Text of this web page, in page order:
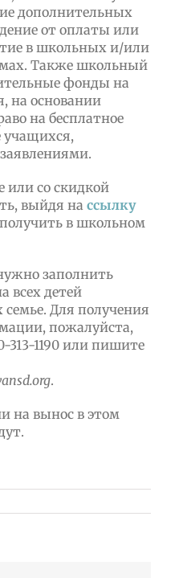
дополнительных
от оплаты или
в школьных и/или
Также школьный
фонды на
на основании
на бесплатное
учащихся,
или со скидкой
выйдя на ссылку
в школьном
заполнить
всех детей
семье. Для получения
пожалуйста,
313-1190 или пишите
.
на вынос в этом